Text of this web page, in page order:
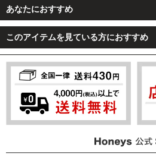
あなたにおすすめ
このアイテムを見ている方におすすめ